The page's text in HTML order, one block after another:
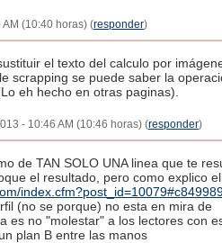
(10:40 horas) (responder)
el texto del calculo por
scrapping se puede saber la
eh hecho en otras paginas).
- 10:46 AM (10:46 horas) (responder)
de TAN SOLO UNA linea que te
el resultado, pero como explico
(no se porque) no esta en mira de
es no "molestar" a los lectores con
plan B entre las manos